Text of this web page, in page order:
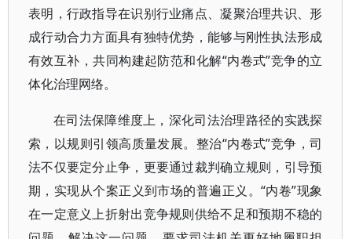
表明，行政指导在识别行业痛点、凝聚治理共识、形
成行动合力方面具有独特优势，能够与刚性执法形成
有效互补，共同构建起防范和化解“内卷式”竞争的立
体化治理网络。
在司法保障维度上，深化司法治理路径的实践探
索，以规则引领高质量发展。整治“内卷式”竞争，司
法不仅要定分止争，更要通过裁判确立规则，引导预
期，实现从个案正义到市场的普遍正义。“内卷”现象
在一定意义上折射出竞争规则供给不足和预期不稳的